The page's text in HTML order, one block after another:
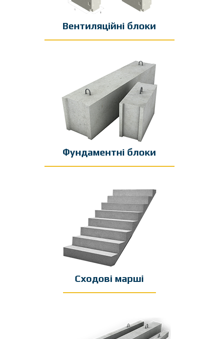
Вентиляційні блоки
Фундаментні блоки
Сходові марші